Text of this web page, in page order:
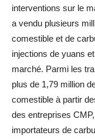
interventions sur le
a vendu plusieurs
comestible et de
injections de yuans
marché. Parmi les
plus de 1,79 million
comestible à partir
des entreprises
importateurs de